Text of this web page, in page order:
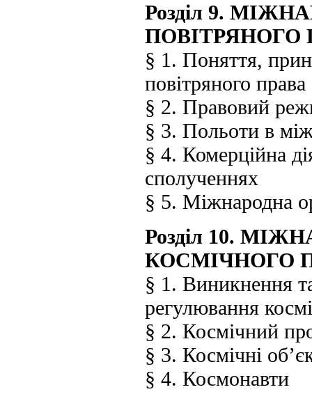
Розділ 9.
ПОВІТРЯНОГО
§ 1. Поняття,
повітряного права
§ 2. Правовий
§ 3. Польоти в
§ 4. Комерційна
сполученнях
§ 5. Міжнародна
Розділ 10.
КОСМІЧНОГО
§ 1. Виникнення
регулювання
§ 2. Космічний
§ 3. Космічні
§ 4. Космонавти